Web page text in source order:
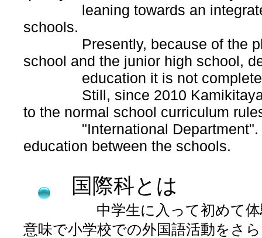
leaning towards an integrated
schools.
Presently, because of the
school and the junior high school,
education it is not completely
Still, since 2010
to the normal school curriculum
"International Department".
education between the schools.
国際科とは
中学生に入って初めて体験す
意味で小学校での外国語活動をさ